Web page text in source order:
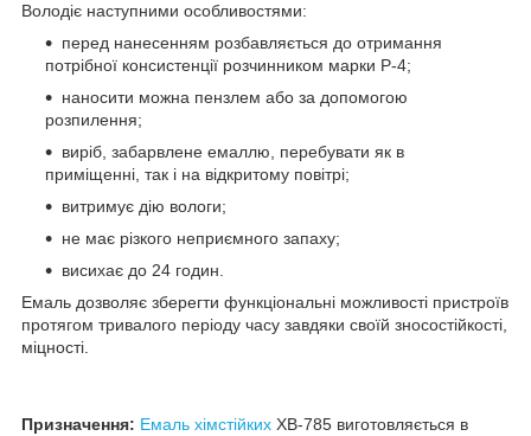
Володіє наступними особливостями:
перед нанесенням розбавляється до отримання
потрібної консистенції розчинником марки Р-4;
наносити можна пензлем або за допомогою
розпилення;
виріб, забарвлене емаллю, перебувати як в
приміщенні, так і на відкритому повітрі;
витримує дію вологи;
не має різкого неприємного запаху;
висихає до 24 годин.
Емаль дозволяє зберегти функціональні можливості пристроїв
протягом тривалого періоду часу завдяки своїй зносостійкості,
міцності.
Призначення: Емаль хімстійких ХВ-785 виготовляється в